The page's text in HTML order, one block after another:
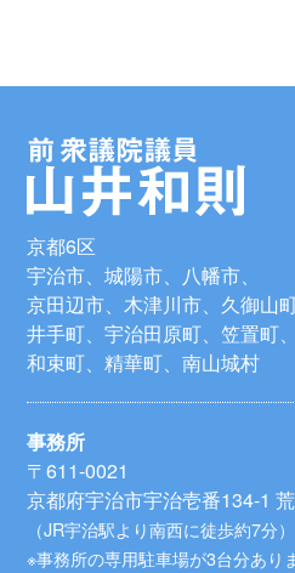
京都6区
宇治市、城陽市、八幡市、
京田辺市、木津川市、久御山町
井手町、宇治田原町、笠置町、
和束町、精華町、南山城村
事務所
〒611-0021
京都府宇治市宇治壱番134-1
（JR宇治駅より南西に徒歩約7分）
※事務所の専用駐車場が3台分ありま